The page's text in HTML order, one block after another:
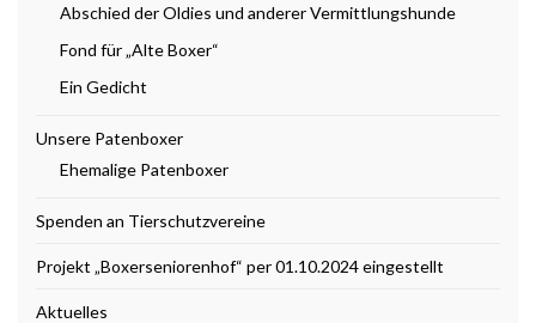
Abschied der Oldies und anderer Vermittlungshunde
Fond für „Alte Boxer“
Ein Gedicht
Unsere Patenboxer
Ehemalige Patenboxer
Spenden an Tierschutzvereine
Projekt „Boxerseniorenhof“ per 01.10.2024 eingestellt
Aktuelles